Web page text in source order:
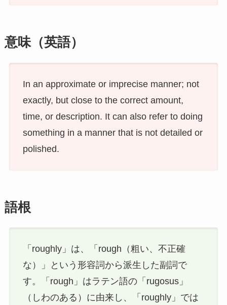
意味（英語）
In an approximate or imprecise manner; not
exactly, but close to the correct amount,
time, or description. It can also refer to doing
something in a manner that is not detailed or
polished.
語根
「roughly」は、「rough（粗い、不正確
な）」という形容詞から派生した副詞で
す。「rough」はラテン語の「rugosus」
（しわのある）に由来し、「roughly」では